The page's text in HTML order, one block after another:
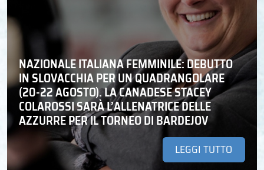
NAZIONALE ITALIANA FEMMINILE: DEBUTTO
IN SLOVACCHIA PER UN QUADRANGOLARE
(20-22 AGOSTO). LA CANADESE STACEY
COLAROSSI SARÀ L’ALLENATRICE DELLE
AZZURRE PER IL TORNEO DI BARDEJOV
LEGGI TUTTO